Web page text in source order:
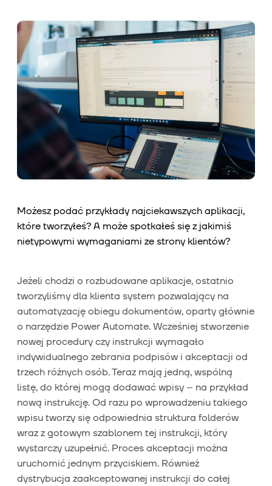
Możesz podać przykłady najciekawszych aplikacji,
które tworzyłeś? A może spotkałeś się z jakimiś
nietypowymi wymaganiami ze strony klientów?
Jeżeli chodzi o rozbudowane aplikacje, ostatnio
tworzyliśmy dla klienta system pozwalający na
automatyzację obiegu dokumentów, oparty głównie
o narzędzie Power Automate. Wcześniej stworzenie
nowej procedury czy instrukcji wymagało
indywidualnego zebrania podpisów i akceptacji od
trzech różnych osób. Teraz mają jedną, wspólną
listę, do której mogą dodawać wpisy – na przykład
nową instrukcję. Od razu po wprowadzeniu takiego
wpisu tworzy się odpowiednia struktura folderów
wraz z gotowym szablonem tej instrukcji, który
wystarczy uzupełnić. Proces akceptacji można
uruchomić jednym przyciskiem. Również
dystrybucja zaakceptowanej instrukcji do całej